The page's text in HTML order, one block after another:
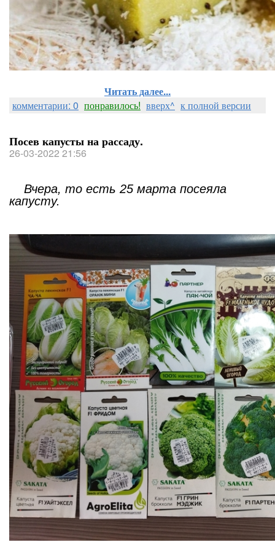
Читать далее...
комментарии: 0 понравилось! вверх^ к полной версии
Посев капусты на рассаду.
26-03-2022 21:56
Вчера, то есть 25 марта посеяла
капусту.